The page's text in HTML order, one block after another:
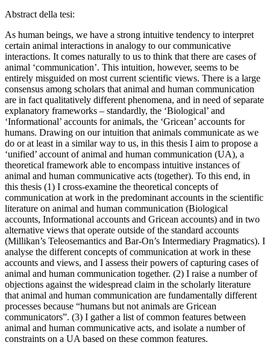
Abstract della tesi:
As human beings, we have a strong intuitive tendency to interpret
certain animal interactions in analogy to our communicative
interactions. It comes naturally to us to think that there are cases of
animal ‘communication’. This intuition, however, seems to be
entirely misguided on most current scientific views. There is a large
consensus among scholars that animal and human communication
are in fact qualitatively different phenomena, and in need of separate
explanatory frameworks – standardly, the ‘Biological’ and
‘Informational’ accounts for animals, the ‘Gricean’ accounts for
humans. Drawing on our intuition that animals communicate as we
do or at least in a similar way to us, in this thesis I aim to propose a
‘unified’ account of animal and human communication (UA), a
theoretical framework able to encompass intuitive instances of
animal and human communicative acts (together). To this end, in
this thesis (1) I cross-examine the theoretical concepts of
communication at work in the predominant accounts in the scientific
literature on animal and human communication (Biological
accounts, Informational accounts and Gricean accounts) and in two
alternative views that operate outside of the standard accounts
(Millikan’s Teleosemantics and Bar-On’s Intermediary Pragmatics). I
analyse the different concepts of communication at work in these
accounts and views, and I assess their powers of capturing cases of
animal and human communication together. (2) I raise a number of
objections against the widespread claim in the scholarly literature
that animal and human communication are fundamentally different
processes because “humans but not animals are Gricean
communicators”. (3) I gather a list of common features between
animal and human communicative acts, and isolate a number of
constraints on a UA based on these common features.